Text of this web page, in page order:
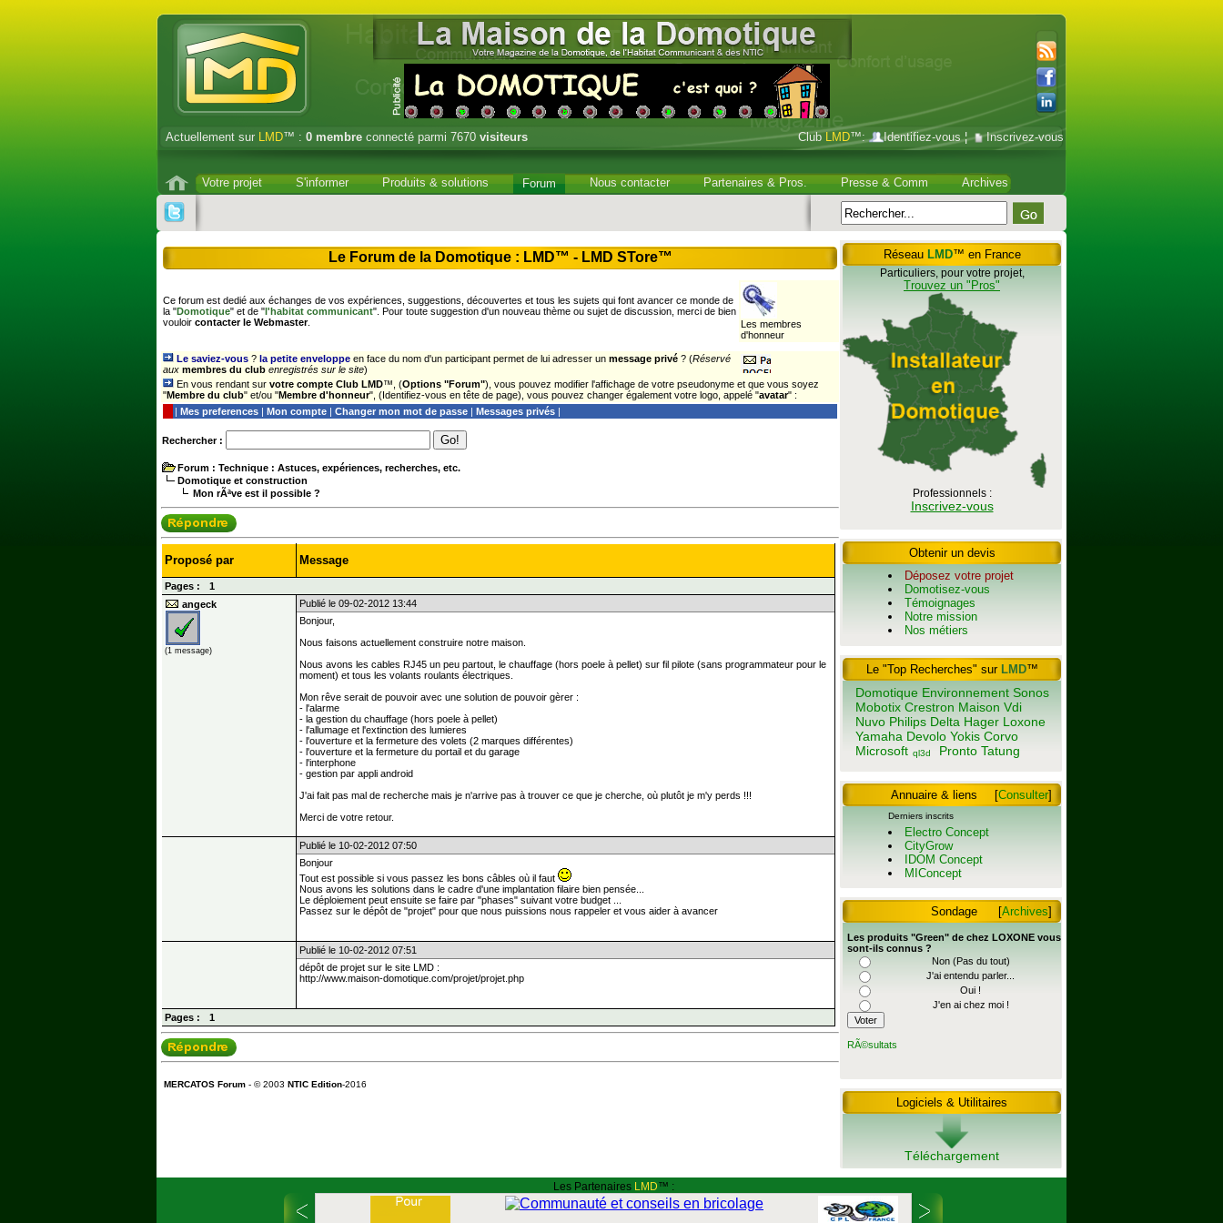
Actuellement sur LMD™ : 0 membre connecté parmi 7670 visiteurs Club LMD™: Identifiez-vous¦ Inscrivez-vous
Votre projet S'informer Produits & solutions Forum Nous contacter Partenaires & Pros. Presse & Comm Archives
Le Forum de la Domotique : LMD™ - LMD STore™
Ce forum est dedié aux échanges de vos expériences, suggestions, découvertes et tous les sujets qui font avancer ce monde de
la "Domotique" et de "l'habitat communicant". Pour toute suggestion d'un nouveau thème ou sujet de discussion, merci de bien
vouloir contacter le Webmaster.
Les membres
d'honneur
Le saviez-vous ? la petite enveloppe en face du nom d'un participant permet de lui adresser un message privé ? (Réservé
aux membres du club enregistrés sur le site)
En vous rendant sur votre compte Club LMD™, (Options "Forum"), vous pouvez modifier l'affichage de votre pseudonyme et que vous soyez
"Membre du club" et/ou "Membre d'honneur", (Identifiez-vous en tête de page), vous pouvez changer également votre logo, appelé "avatar" :
| Mes preferences | Mon compte | Changer mon mot de passe | Messages privés |
Rechercher :
Forum : Technique : Astuces, expériences, recherches, etc.
Domotique et construction
Mon rÃªve est il possible ?
Proposé par Message
Pages :
1
angeck
(1 message)
Publié le 09-02-2012 13:44
Bonjour,
Nous faisons actuellement construire notre maison.
Nous avons les cables RJ45 un peu partout, le chauffage (hors poele à pellet) sur fil pilote (sans programmateur pour le
moment) et tous les volants roulants électriques.
Mon rêve serait de pouvoir avec une solution de pouvoir gèrer :
- l'alarme
- la gestion du chauffage (hors poele à pellet)
- l'allumage et l'extinction des lumieres
- l'ouverture et la fermeture des volets (2 marques différentes)
- l'ouverture et la fermeture du portail et du garage
- l'interphone
- gestion par appli android
J'ai fait pas mal de recherche mais je n'arrive pas à trouver ce que je cherche, où plutôt je m'y perds !!!
Merci de votre retour.
Publié le 10-02-2012 07:50
Bonjour
Tout est possible si vous passez les bons câbles où il faut
Nous avons les solutions dans le cadre d'une implantation filaire bien pensée...
Le déploiement peut ensuite se faire par "phases" suivant votre budget ...
Passez sur le dépôt de "projet" pour que nous puissions nous rappeler et vous aider à avancer
Publié le 10-02-2012 07:51
dépôt de projet sur le site LMD :
http://www.maison-domotique.com/projet/projet.php
Pages : 1
MERCATOS Forum - © 2003 NTIC Edition-2016
Réseau LMD™ en France
Particuliers, pour votre projet,
Trouvez un "Pros"
Professionnels :
Inscrivez-vous
Obtenir un devis
Déposez votre projet
Domotisez-vous
Témoignages
Notre mission
Nos métiers
Le "Top Recherches" sur LMD™
Domotique Environnement Sonos
Mobotix Crestron Maison Vdi
Nuvo Philips Delta Hager Loxone
Yamaha Devolo Yokis Corvo
Microsoft ql3d Pronto Tatung
Annuaire & liens [Consulter]
Derniers inscrits
Electro Concept
CityGrow
IDOM Concept
MIConcept
Sondage [Archives]
Les produits "Green" de chez LOXONE vous
sont-ils connus ?
Non (Pas du tout)
J'ai entendu parler...
Oui !
J'en ai chez moi !
RÃ©sultats
Logiciels & Utilitaires
Téléchargement
Les Partenaires LMD™ :